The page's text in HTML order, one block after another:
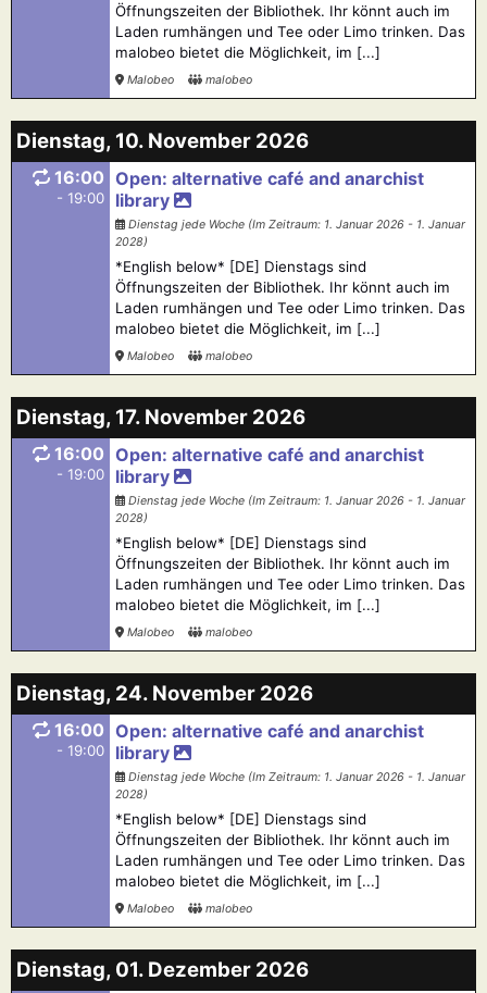
Öffnungszeiten der Bibliothek. Ihr könnt auch im
Laden rumhängen und Tee oder Limo trinken. Das
malobeo bietet die Möglichkeit, im [...]
Malobeo malobeo
Dienstag, 10. November 2026
16:00
- 19:00
Open: alternative café and anarchist
library
Dienstag jede Woche (Im Zeitraum: 1. Januar 2026 - 1. Januar
2028)
*English below* [DE] Dienstags sind
Öffnungszeiten der Bibliothek. Ihr könnt auch im
Laden rumhängen und Tee oder Limo trinken. Das
malobeo bietet die Möglichkeit, im [...]
Malobeo malobeo
Dienstag, 17. November 2026
16:00
- 19:00
Open: alternative café and anarchist
library
Dienstag jede Woche (Im Zeitraum: 1. Januar 2026 - 1. Januar
2028)
*English below* [DE] Dienstags sind
Öffnungszeiten der Bibliothek. Ihr könnt auch im
Laden rumhängen und Tee oder Limo trinken. Das
malobeo bietet die Möglichkeit, im [...]
Malobeo malobeo
Dienstag, 24. November 2026
16:00
- 19:00
Open: alternative café and anarchist
library
Dienstag jede Woche (Im Zeitraum: 1. Januar 2026 - 1. Januar
2028)
*English below* [DE] Dienstags sind
Öffnungszeiten der Bibliothek. Ihr könnt auch im
Laden rumhängen und Tee oder Limo trinken. Das
malobeo bietet die Möglichkeit, im [...]
Malobeo malobeo
Dienstag, 01. Dezember 2026